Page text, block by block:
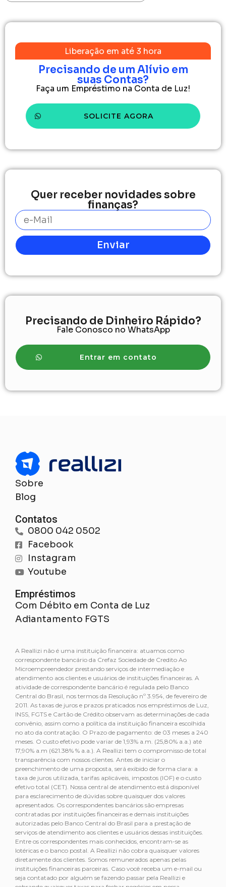
Liberação em até 3 hora
Precisando de um Alívio em
suas Contas?
Faça um Empréstimo na Conta de Luz!
SOLICITE AGORA
Quer receber novidades sobre
finanças?
Enviar
Precisando de Dinheiro Rápido?
Fale Conosco no WhatsApp
Entrar em contato
Sobre
Blog
Contatos
0800 042 0502
Facebook
Instagram
Youtube
Empréstimos
Com Débito em Conta de Luz
Adiantamento FGTS
A Reallizi não é uma instituição financeira: atuamos como
correspondente bancário da Crefaz Sociedade de Credito Ao
Microempreendedor prestando serviços de intermediação e
atendimento aos clientes e usuários de instituições financeiras. A
atividade de correspondente bancário é regulada pelo Banco
Central do Brasil, nos termos da Resolução nº 3.954, de fevereiro de
2011. As taxas de juros e prazos praticados nos empréstimos de Luz,
INSS, FGTS e Cartão de Crédito observam as determinações de cada
convênio, assim como a política da instituição financeira escolhida
no ato da contratação. O Prazo de pagamento: de 03 meses a 240
meses. O custo efetivo pode variar de 1,93% a.m. (25,80% a.a.) até
17,90% a.m (621.38% % a.a.). A Reallizi tem o compromisso de total
transparência com nossos clientes. Antes de iniciar o
preenchimento de uma proposta, será exibido de forma clara: a
taxa de juros utilizada, tarifas aplicáveis, impostos (IOF) e o custo
efetivo total (CET). Nossa central de atendimento está disponível
para esclarecimento de dúvidas sobre quaisquer dos valores
apresentados. Os correspondentes bancários são empresas
contratadas por instituições financeiras e demais instituições
autorizadas pelo Banco Central do Brasil para a prestação de
serviços de atendimento aos clientes e usuários dessas instituições.
Entre os correspondentes mais conhecidos, encontram-se as
lotéricas e o banco postal. A Reallizi não cobra quaisquer valores
diretamente dos clientes. Somos remunerados apenas pelas
instituições financeiras parceiras. Caso você receba um e-mail ou
seja contatado por alguém se fazendo passar pela Reallizi e